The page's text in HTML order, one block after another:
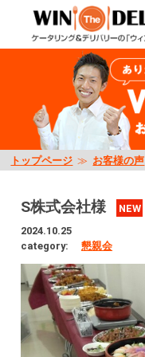
トップページ ≫ お客様の声
S株式会社様
NEW
2024.10.25
category:
懇親会